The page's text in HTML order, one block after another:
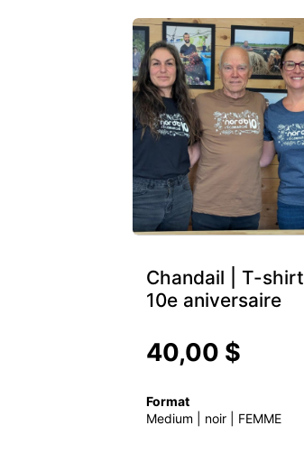
Chandail | T-shirt
10e aniversaire
40,00 $
Format
Medium | noir | FEMME